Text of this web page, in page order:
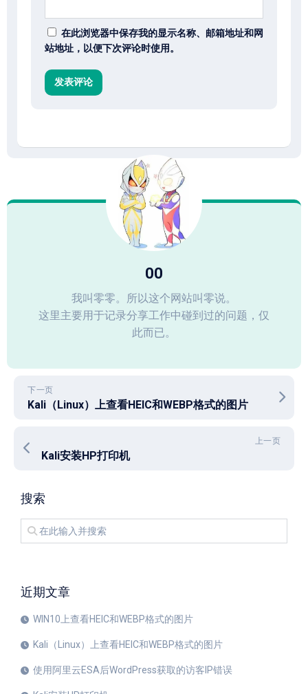
在此浏览器中保存我的显示名称、邮箱地址和网
站地址，以便下次评论时使用。
00
我叫零零。所以这个网站叫零说。
这里主要用于记录分享工作中碰到过的问题，仅
此而已。
下一页
Kali（Linux）上查看HEIC和WEBP格式的图片
上一页
Kali安装HP打印机
搜索
近期文章
WIN10上查看HEIC和WEBP格式的图片
Kali（Linux）上查看HEIC和WEBP格式的图片
使用阿里云ESA后WordPress获取的访客IP错误